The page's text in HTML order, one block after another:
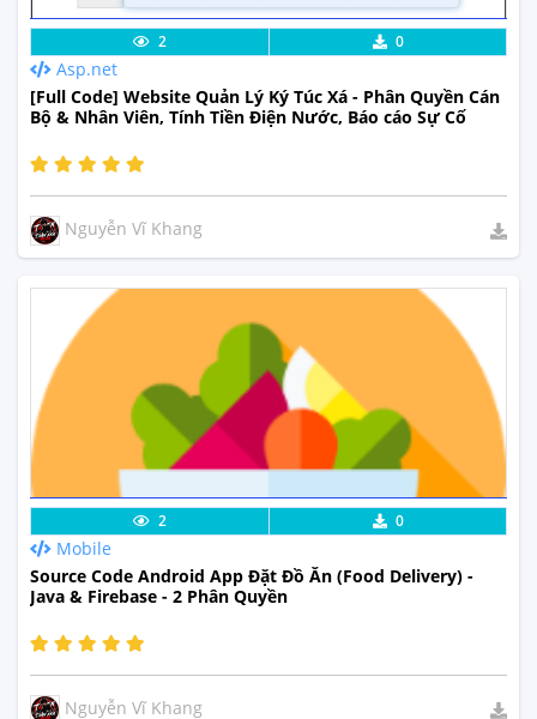
Lưu code Xem Thực Tế
2 0
Asp.net
[Full Code] Website Quản Lý Ký Túc Xá - Phân Quyền Cán
Bộ & Nhân Viên, Tính Tiền Điện Nước, Báo cáo Sự Cố
Nguyễn Vĩ Khang
Lưu code Xem Thực Tế
2 0
Mobile
Source Code Android App Đặt Đồ Ăn (Food Delivery) -
Java & Firebase - 2 Phân Quyền
Nguyễn Vĩ Khang